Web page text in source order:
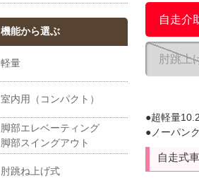
機能から選ぶ
軽量
室内用（コンパクト）
脚部エレベーティング
脚部スイングアウト
肘跳ね上げ式
自走介
肘跳上
●超軽量
●ノーパン
自走式